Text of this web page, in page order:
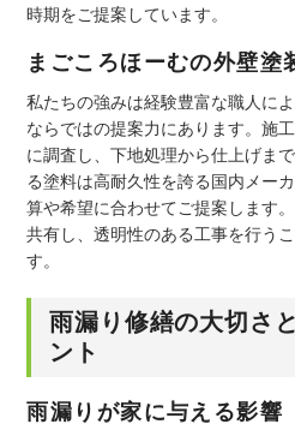
時期をご提案しています。
まごころほーむの外壁塗
私たちの強みは経験豊富な職人に
ならではの提案力にあります。施
に調査し、下地処理から仕上げま
る塗料は高耐久性を誇る国内メー
算や希望に合わせてご提案します
共有し、透明性のある工事を行う
す。
雨漏り修繕の大切さ
ント
雨漏りが家に与える影響